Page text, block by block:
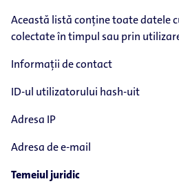
Această listă conține toate datele
colectate în timpul sau prin
Informații de contact
ID-ul utilizatorului hash-uit
Adresa IP
Adresa de e-mail
Temeiul juridic